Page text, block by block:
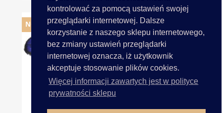
kontrolować za pomocą ustawień swojej
przeglądarki internetowej. Dalsze
korzystanie z naszego sklepu internetowego,
bez zmiany ustawień przeglądarki
internetowej oznacza, iż użytkownik
akceptuje stosowanie plików cookies.
Więcej informacji zawartych jest w polityce
prywatności sklepu
NOWY